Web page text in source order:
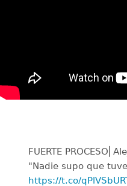
FUERTE
"Nadie supo que
https://t.co/